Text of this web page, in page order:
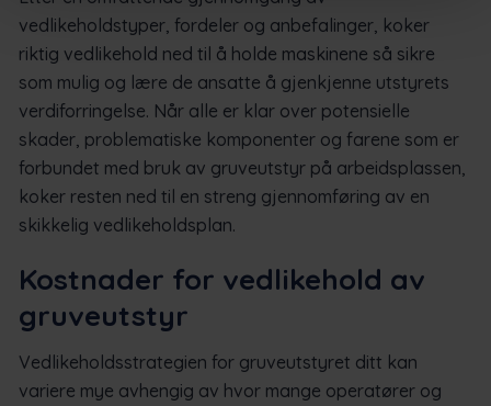
vedlikeholdstyper, fordeler og anbefalinger, koker
riktig vedlikehold ned til å holde maskinene så sikre
som mulig og lære de ansatte å gjenkjenne utstyrets
verdiforringelse. Når alle er klar over potensielle
skader, problematiske komponenter og farene som er
forbundet med bruk av gruveutstyr på arbeidsplassen,
koker resten ned til en streng gjennomføring av en
skikkelig vedlikeholdsplan.
Kostnader for vedlikehold av
gruveutstyr
Vedlikeholdsstrategien for gruveutstyret ditt kan
variere mye avhengig av hvor mange operatører og